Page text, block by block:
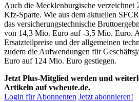
Auch die Mecklenburgische verzeichnet
Kfz-Sparte. Wie aus dem aktuellen
das versicherungstechnische
von 14,3 Mio. Euro auf -3,5 Mio. Euro.
Ersatzteilpreise und der allgemeinen
zudem die Aufwendungen für
Euro auf 124 Mio. Euro gestiegen.
Jetzt Plus-Mitglied werden und
Artikeln auf vwheute.de.
Login für Abonnenten Jetzt abonnieren!